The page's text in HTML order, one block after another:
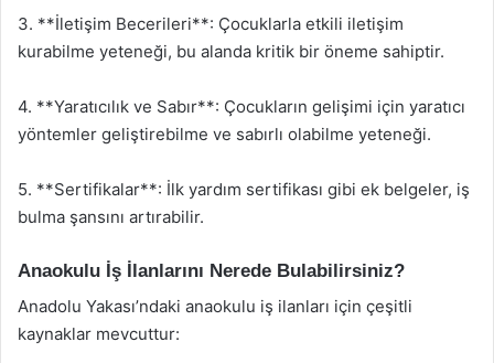
3. **İletişim Becerileri**: Çocuklarla etkili iletişim
kurabilme yeteneği, bu alanda kritik bir öneme sahiptir.
4. **Yaratıcılık ve Sabır**: Çocukların gelişimi için yaratıcı
yöntemler geliştirebilme ve sabırlı olabilme yeteneği.
5. **Sertifikalar**: İlk yardım sertifikası gibi ek belgeler, iş
bulma şansını artırabilir.
Anaokulu İş İlanlarını Nerede Bulabilirsiniz?
Anadolu Yakası’ndaki anaokulu iş ilanları için çeşitli
kaynaklar mevcuttur: